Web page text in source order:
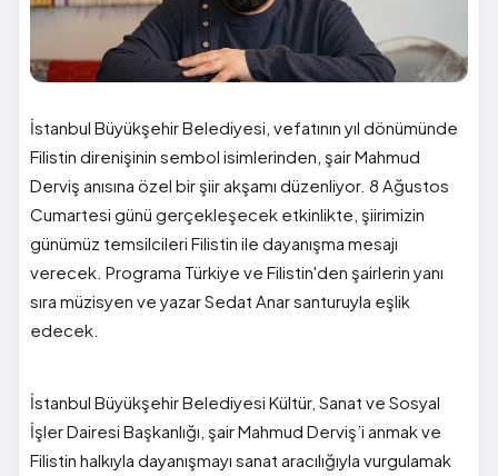
İstanbul Büyükşehir Belediyesi, vefatının yıl dönümünde
Filistin direnişinin sembol isimlerinden, şair Mahmud
Derviş anısına özel bir şiir akşamı düzenliyor. 8 Ağustos
Cumartesi günü gerçekleşecek etkinlikte, şiirimizin
günümüz temsilcileri Filistin ile dayanışma mesajı
verecek. Programa Türkiye ve Filistin'den şairlerin yanı
sıra müzisyen ve yazar Sedat Anar santuruyla eşlik
edecek.
İstanbul Büyükşehir Belediyesi Kültür, Sanat ve Sosyal
İşler Dairesi Başkanlığı, şair Mahmud Derviş’i anmak ve
Filistin halkıyla dayanışmayı sanat aracılığıyla vurgulamak